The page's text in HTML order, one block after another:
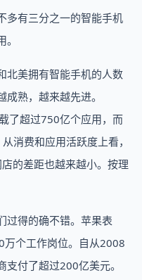
多有三分之一的智能手机
北美拥有智能手机的人数
熟，越来越先进。
了超过750亿个应用，而
消费和应用活跃度上看，
的差距也越来越小。按理
过得的确不错。苹果表
个工作岗位。自从2008
付了超过200亿美元。